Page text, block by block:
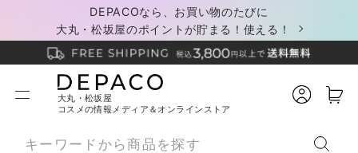
DEPACOなら、お買い物のたびに
大丸・松坂屋のポイントが貯まる！使える！
大丸・松坂屋
コスメの情報メディア＆オンラインストア